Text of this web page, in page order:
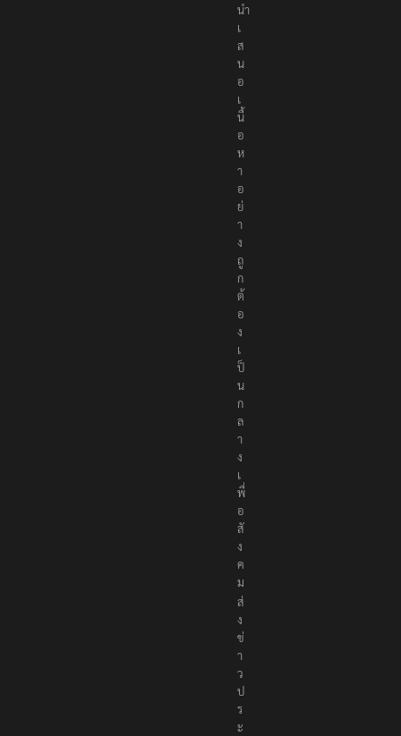
นำ
เ
ส
น
อ
เ
นื้
อ
ห
า
อ
ย่
า
ง
ถู
ก
ต้
อ
ง
เ
ป็
น
ก
ล
า
ง
เ
พื่
อ
สั
ง
ค
ม
ส่
ง
ข่
า
ว
ป
ร
ะ